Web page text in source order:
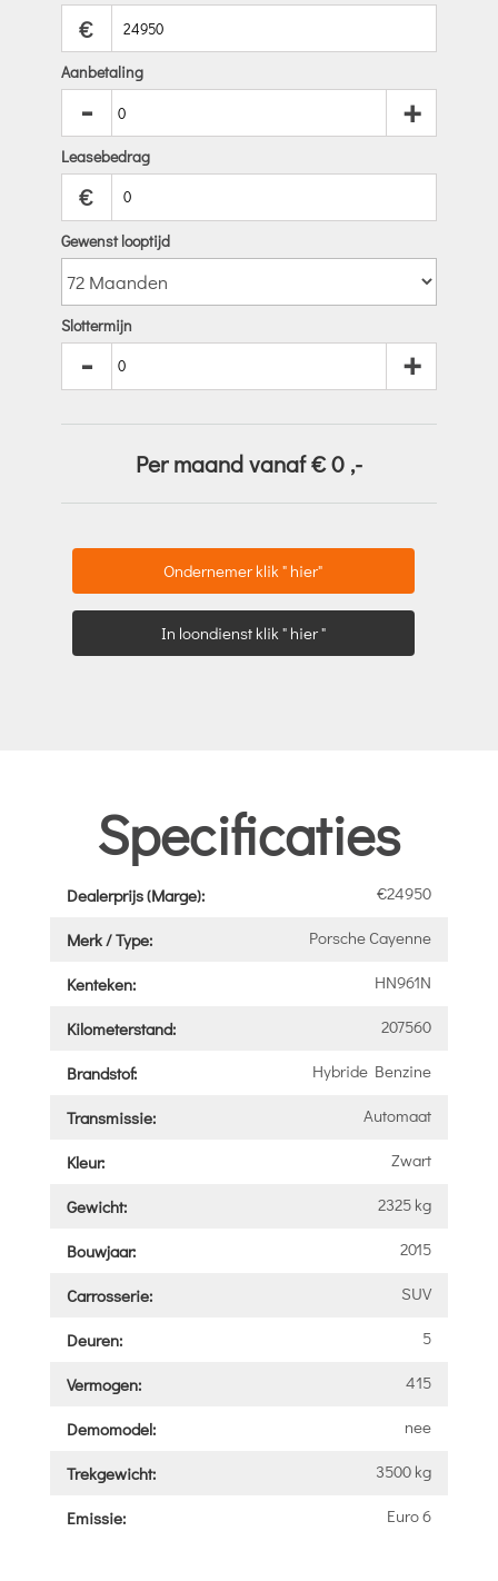
€
Aanbetaling
- +
Leasebedrag
€
Gewenst looptijd
Slottermijn
- +
Per maand vanaf €0 ,-
Ondernemer klik " hier"
In loondienst klik " hier "
Specificaties
Dealerprijs (Marge): €24950
Merk / Type: Porsche Cayenne
Kenteken: HN961N
Kilometerstand: 207560
Brandstof: Hybride Benzine
Transmissie: Automaat
Kleur: Zwart
Gewicht: 2325 kg
Bouwjaar: 2015
Carrosserie: SUV
Deuren: 5
Vermogen: 415
Demomodel: nee
Trekgewicht: 3500 kg
Emissie: Euro 6